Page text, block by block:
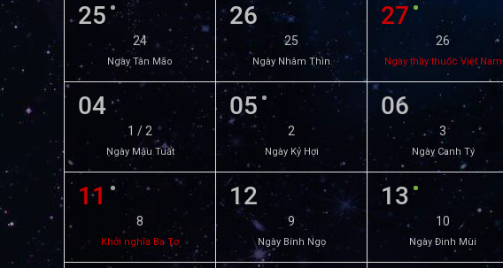
25
24
Ngày Tân Mão
26
25
Ngày Nhâm Thìn
27
26
Ngày thầy thuốc Việt Nam
04
1 / 2
Ngày Mậu Tuất
05
2
Ngày Kỷ Hợi
06
3
Ngày Canh Tý
11
8
Khởi nghĩa Ba Tơ
12
9
Ngày Bính Ngọ
13
10
Ngày Đinh Mùi